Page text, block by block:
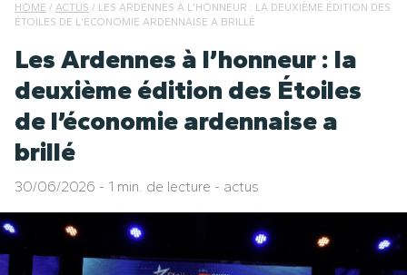
HOME / ACTUS / LES ARDENNES À L’HONNEUR : LA DEUXIÈME ÉDITION DES
ÉTOILES DE L’ÉCONOMIE ARDENNAISE A BRILLÉ
Les Ardennes à l’honneur : la
deuxième édition des Étoiles
de l’économie ardennaise a
brillé
30/06/2026 - 1 min. de lecture - actus